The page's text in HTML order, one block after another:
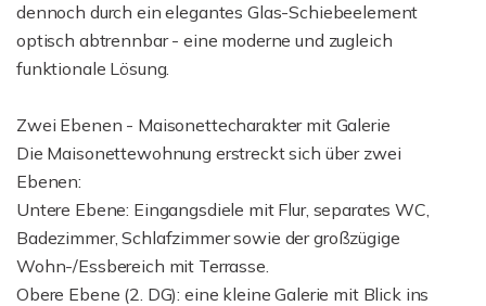
dennoch durch ein elegantes Glas-Schiebeelement
optisch abtrennbar - eine moderne und zugleich
funktionale Lösung.
Zwei Ebenen - Maisonettecharakter mit Galerie
Die Maisonettewohnung erstreckt sich über zwei
Ebenen:
Untere Ebene: Eingangsdiele mit Flur, separates WC,
Badezimmer, Schlafzimmer sowie der großzügige
Wohn-/Essbereich mit Terrasse.
Obere Ebene (2. DG): eine kleine Galerie mit Blick ins